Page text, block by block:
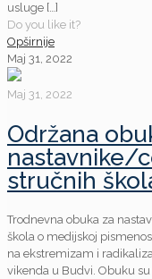
usluge […]
Do you like it?
Opširnije
Maj 31, 2022
Maj 31, 2022
Održana
nastavnike/
stručnih
Trodnevna obuka za
škola o medijskoj
na ekstremizam i
vikenda u Budvi. Obuku su